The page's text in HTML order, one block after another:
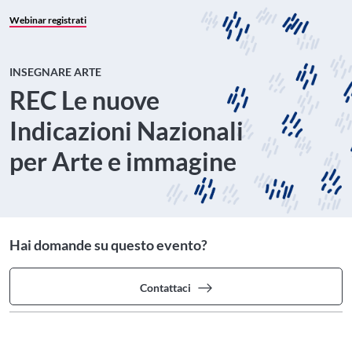
Webinar registrati
INSEGNARE ARTE
REC Le nuove
Indicazioni Nazionali
per Arte e immagine
Hai domande su questo evento?
Contattaci